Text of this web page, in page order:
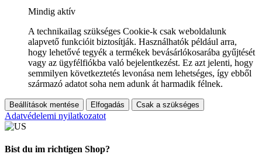
Mindig aktív
A technikailag szükséges Cookie-k csak weboldalunk
alapvető funkcióit biztosítják. Használhatók például arra,
hogy lehetővé tegyék a termékek bevásárlókosarába gyűjtését
vagy az ügyfélfiókba való bejelentkezést. Ez azt jelenti, hogy
semmilyen következtetés levonása nem lehetséges, így ebből
származó adatot soha nem adunk át harmadik félnek.
Beállítások mentése Elfogadás Csak a szükséges
Adatvédelemi nyilatkozatot
Bist du im richtigen Shop?